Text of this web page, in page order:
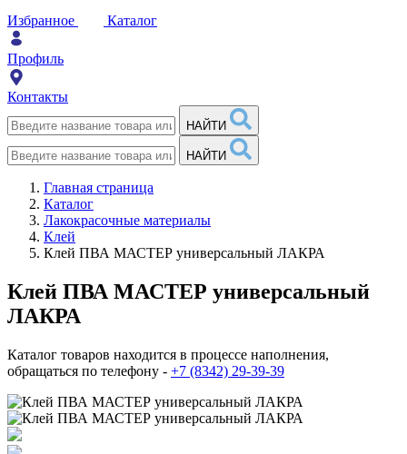
Избранное
Каталог
Профиль
Контакты
НАЙТИ
НАЙТИ
Главная страница
Каталог
Лакокрасочные материалы
Клей
Клей ПВА МАСТЕР универсальный ЛАКРА
Клей ПВА МАСТЕР универсальный
ЛАКРА
Каталог товаров находится в процессе наполнения,
обращаться по телефону - +7 (8342) 29-39-39